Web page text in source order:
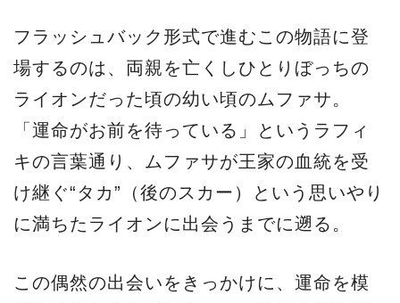
フラッシュバック形式で進むこの物語に登
場するのは、両親を亡くしひとりぼっちの
ライオンだった頃の幼い頃のムファサ。
「運命がお前を待っている」というラフィ
キの言葉通り、ムファサが王家の血統を受
け継ぐ“タカ”（後のスカー）という思いやり
に満ちたライオンに出会うまでに遡る。
この偶然の出会いをきっかけに、運命を模